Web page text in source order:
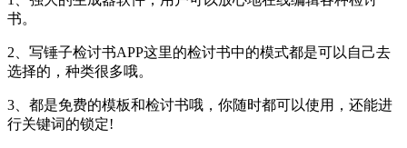
书。
2、写锤子检讨书APP这里的检讨书中的模式都是可以自己去
选择的，种类很多哦。
3、都是免费的模板和检讨书哦，你随时都可以使用，还能进
行关键词的锁定!